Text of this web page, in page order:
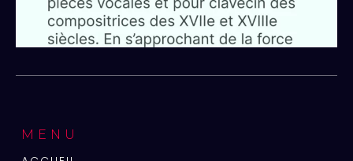
MENU